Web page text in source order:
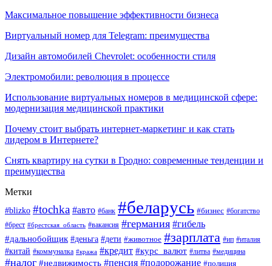
Максимальное повышение эффективности бизнеса
Виртуальный номер для Telegram: преимущества
Дизайн автомобилей Chevrolet: особенности стиля
Электромобили: революция в процессе
Использование виртуальных номеров в медицинской сфере:
модернизация медицинской практики
Почему стоит выбрать интернет-маркетинг и как стать
лидером в Интернете?
Снять квартиру на сутки в Гродно: современные тенденции и
преимущества
Метки
#blizko #tochka #авто #банк #беларусь #бизнес #богатство
#брест #брестская_область #вакансия #германия #гибель
#дальнобойщик #деньга #дети #животное #зарплата #ип #италия
#китай #коммуналка #кража #кредит #курс_валют #литва #медицина
#налог #недвижимость #пенсия #подорожание #полиция